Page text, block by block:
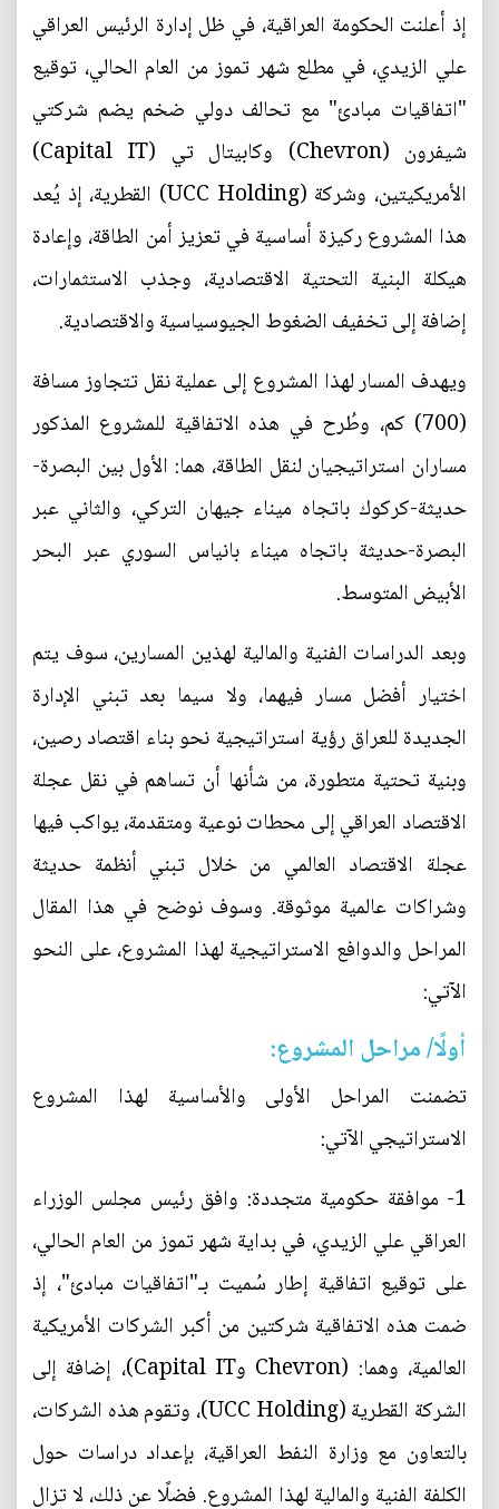
إذ أعلنت الحكومة العراقية، في ظل إدارة الرئيس العراقي
علي الزيدي، في مطلع شهر تموز من العام الحالي، توقيع
"اتفاقيات مبادئ" مع تحالف دولي ضخم يضم شركتي
شيفرون (Chevron) وكابيتال تي (Capital IT)
الأمريكيتين، وشركة (UCC Holding) القطرية، إذ يُعد
هذا المشروع ركيزة أساسية في تعزيز أمن الطاقة، وإعادة
هيكلة البنية التحتية الاقتصادية، وجذب الاستثمارات،
إضافة إلى تخفيف الضغوط الجيوسياسية والاقتصادية.
ويهدف المسار لهذا المشروع إلى عملية نقل تتجاوز مسافة
(700) كم، وطُرح في هذه الاتفاقية للمشروع المذكور
مساران استراتيجيان لنقل الطاقة، هما: الأول بين البصرة-
حديثة-كركوك باتجاه ميناء جيهان التركي، والثاني عبر
البصرة-حديثة باتجاه ميناء بانياس السوري عبر البحر
الأبيض المتوسط.
وبعد الدراسات الفنية والمالية لهذين المسارين، سوف يتم
اختيار أفضل مسار فيهما، ولا سيما بعد تبني الإدارة
الجديدة للعراق رؤية استراتيجية نحو بناء اقتصاد رصين،
وبنية تحتية متطورة، من شأنها أن تساهم في نقل عجلة
الاقتصاد العراقي إلى محطات نوعية ومتقدمة، يواكب فيها
عجلة الاقتصاد العالمي من خلال تبني أنظمة حديثة
وشراكات عالمية موثوقة. وسوف نوضح في هذا المقال
المراحل والدوافع الاستراتيجية لهذا المشروع، على النحو
الآتي:
أولًا/ مراحل المشروع:
تضمنت المراحل الأولى والأساسية لهذا المشروع
الاستراتيجي الآتي:
1- موافقة حكومية متجددة: وافق رئيس مجلس الوزراء
العراقي علي الزيدي، في بداية شهر تموز من العام الحالي،
على توقيع اتفاقية إطار سُميت بـ"اتفاقيات مبادئ"، إذ
ضمت هذه الاتفاقية شركتين من أكبر الشركات الأمريكية
العالمية، وهما: (Chevron وCapital IT)، إضافة إلى
الشركة القطرية (UCC Holding)، وتقوم هذه الشركات،
بالتعاون مع وزارة النفط العراقية، بإعداد دراسات حول
الكلفة الفنية والمالية لهذا المشروع. فضلًا عن ذلك، لا تزال